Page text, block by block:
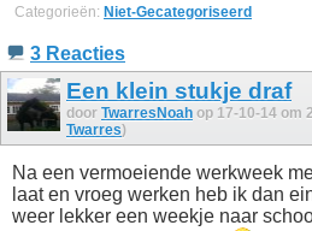
Categorieën: Niet-Gecategoriseerd
3 Reacties
Een klein stukje draf
door TwarresNoah op 17-10-14 om
Twarres)
Na een vermoeiende werkweek
laat en vroeg werken heb ik dan
weer lekker een weekje naar